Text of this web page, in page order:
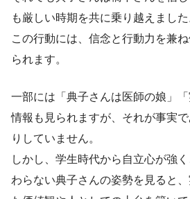
も厳しい時期を共に乗り越えました
この行動には、信念と行動力を兼
られます。
一部には「典子さんは医師の娘」
情報も見られますが、それが事実
りしていません。
しかし、学生時代から自立心が強
わらない典子さんの姿勢を見ると